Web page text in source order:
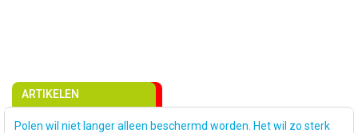
ARTIKELEN
Polen wil niet langer alleen beschermd worden. Het wil zo sterk